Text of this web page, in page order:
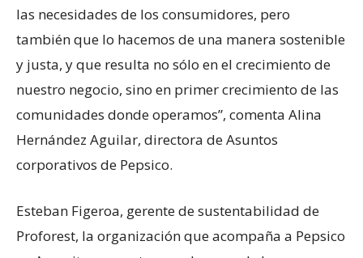
las necesidades de los consumidores, pero
también que lo hacemos de una manera sostenible
y justa, y que resulta no sólo en el crecimiento de
nuestro negocio, sino en primer crecimiento de las
comunidades donde operamos”, comenta Alina
Hernández Aguilar, directora de Asuntos
corporativos de Pepsico.
Esteban Figeroa, gerente de sustentabilidad de
Proforest, la organización que acompaña a Pepsico